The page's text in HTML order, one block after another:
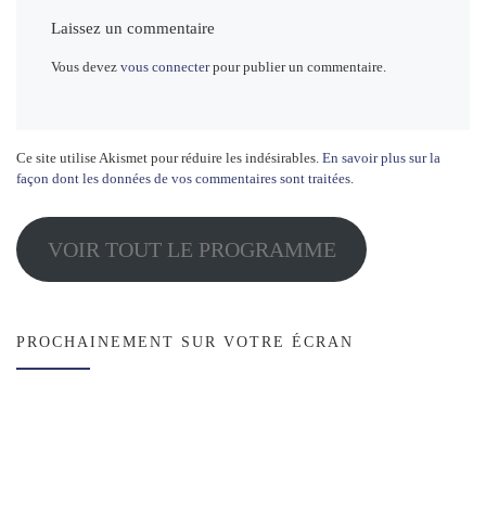
Laissez un commentaire
Vous devezvous connecterpour publier un commentaire.
Ce site utilise Akismet pour réduire les indésirables. En savoir plus sur la
façon dont les données de vos commentaires sont traitées
VOIR TOUT LE PROGRAMME
PROCHAINEMENT SUR VOTRE ÉCRAN